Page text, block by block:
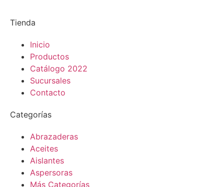
Tienda
Inicio
Productos
Catálogo 2022
Sucursales
Contacto
Categorías
Abrazaderas
Aceites
Aislantes
Aspersoras
Más Categorías